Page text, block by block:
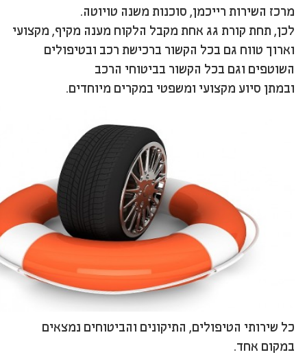
מרכז השירות רייכמן, סוכנות משנה טויוטה.
לכן, תחת קורת גג אחת מקבל הלקוח מענה מקיף, מקצועי
וארוך טווח גם בכל הקשור ברכישת רכב ובטיפולים
השוטפים וגם בכל הקשור בביטוחי הרכב
ובמתן סיוע מקצועי ומשפטי במקרים מיוחדים.
כל שירותי הטיפולים, התיקונים והביטוחים נמצאים
במקום אחד.